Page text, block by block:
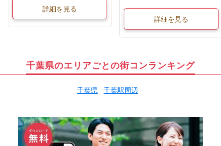
詳細を見る
詳細を見る
千葉県のエリアごとの街コンランキング
千葉県 千葉駅周辺